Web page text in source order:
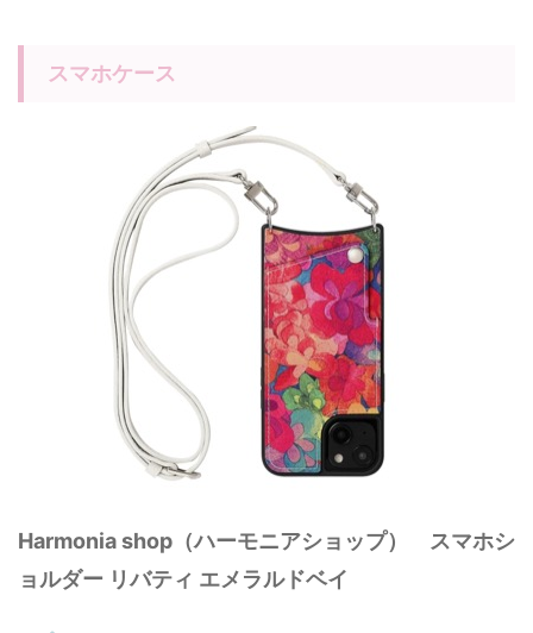
スマホケース
‎Harmonia shop（ハーモニアショップ） スマホシ
ョルダー リバティ エメラルドベイ